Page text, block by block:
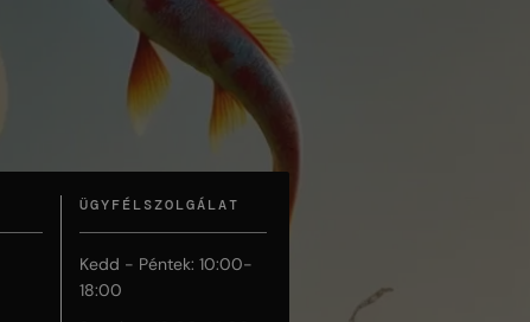
ÜGYFÉLSZOLGÁLAT
Kedd - Péntek: 10:00-
18:00